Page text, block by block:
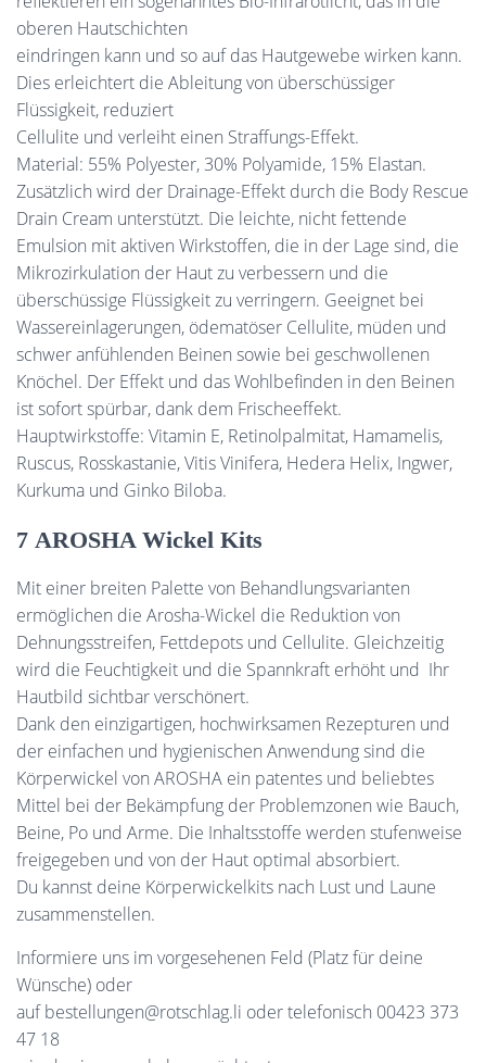
oberen Hautschichten
eindringen kann und so auf das Hautgewebe wirken kann.
Dies erleichtert die Ableitung von überschüssiger
Flüssigkeit, reduziert
Cellulite und verleiht einen Straffungs-Effekt.
Material: 55% Polyester, 30% Polyamide, 15% Elastan.
Zusätzlich wird der Drainage-Effekt durch die Body Rescue
Drain Cream unterstützt. Die leichte, nicht fettende
Emulsion mit aktiven Wirkstoffen, die in der Lage sind, die
Mikrozirkulation der Haut zu verbessern und die
überschüssige Flüssigkeit zu verringern. Geeignet bei
Wassereinlagerungen, ödematöser Cellulite, müden und
schwer anfühlenden Beinen sowie bei geschwollenen
Knöchel. Der Effekt und das Wohlbefinden in den Beinen
ist sofort spürbar, dank dem Frischeeffekt.
Hauptwirkstoffe: Vitamin E, Retinolpalmitat, Hamamelis,
Ruscus, Rosskastanie, Vitis Vinifera, Hedera Helix, Ingwer,
Kurkuma und Ginko Biloba.
7 AROSHA Wickel Kits
Mit einer breiten Palette von Behandlungsvarianten
ermöglichen die Arosha-Wickel die Reduktion von
Dehnungsstreifen, Fettdepots und Cellulite. Gleichzeitig
wird die Feuchtigkeit und die Spannkraft erhöht und Ihr
Hautbild sichtbar verschönert.
Dank den einzigartigen, hochwirksamen Rezepturen und
der einfachen und hygienischen Anwendung sind die
Körperwickel von AROSHA ein patentes und beliebtes
Mittel bei der Bekämpfung der Problemzonen wie Bauch,
Beine, Po und Arme. Die Inhaltsstoffe werden stufenweise
freigegeben und von der Haut optimal absorbiert.
Du kannst deine Körperwickelkits nach Lust und Laune
zusammenstellen.
Informiere uns im vorgesehenen Feld (Platz für deine
Wünsche) oder
auf bestellungen@rotschlag.li oder telefonisch 00423 373
47 18